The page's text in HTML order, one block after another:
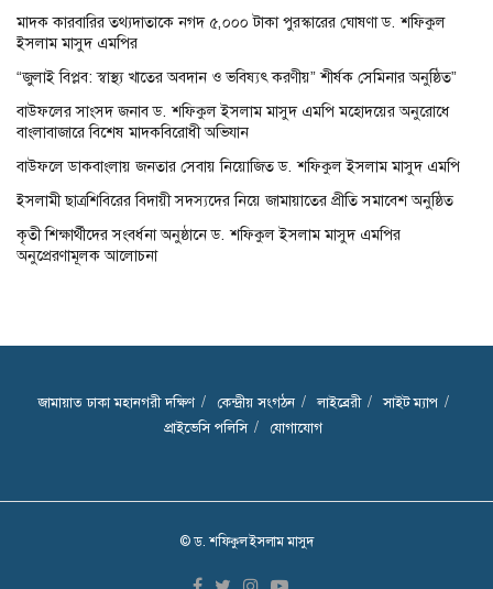
মাদক কারবারির তথ্যদাতাকে নগদ ৫,০০০ টাকা পুরস্কারের ঘোষণা ড. শফিকুল
ইসলাম মাসুদ এমপির
“জুলাই বিপ্লব: স্বাস্থ্য খাতের অবদান ও ভবিষ্যৎ করণীয়” শীর্ষক সেমিনার অনুষ্ঠিত”
বাউফলের সাংসদ জনাব ড. শফিকুল ইসলাম মাসুদ এমপি মহোদয়ের অনুরোধে
বাংলাবাজারে বিশেষ মাদকবিরোধী অভিযান
বাউফলে ডাকবাংলায় জনতার সেবায় নিয়োজিত ড. শফিকুল ইসলাম মাসুদ এমপি
ইসলামী ছাত্রশিবিরের বিদায়ী সদস্যদের নিয়ে জামায়াতের প্রীতি সমাবেশ অনুষ্ঠিত
কৃতী শিক্ষার্থীদের সংবর্ধনা অনুষ্ঠানে ড. শফিকুল ইসলাম মাসুদ এমপির
অনুপ্রেরণামূলক আলোচনা
জামায়াত ঢাকা মহানগরী দক্ষিণ কেন্দ্রীয় সংগঠন লাইব্রেরী
সাইট ম্যাপ
প্রাইভেসি পলিসি
যোগাযোগ
© ড. শফিকুল ইসলাম মাসুদ